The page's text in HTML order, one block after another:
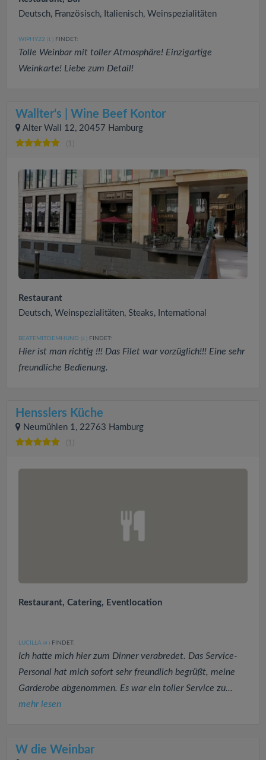
Deutsch, Französisch, Italienisch, Weinspezialitäten
WIPHY22 (1 ) FINDET:
Tolle Weinbar mit toller Atmosphäre! Einzigartige
Weinkarte! Liebe zum Detail!
Wallter‘s | Wine Beef Kontor
Alter Wall 12, 20457 Hamburg
(1)
Restaurant
Deutsch, Weinspezialitäten, Steaks, International
BEATEMITDEMHUND (2 ) FINDET:
Hier ist man richtig !!! Das Filet war vorzüglich!!! Eine sehr
freundliche Bedienung.
Hensslers Küche
Neumühlen 1, 22763 Hamburg
(1)
Restaurant, Catering, Eventlocation
LUCILLA (4 ) FINDET:
Ich hatte mich hier zum Dinner verabredet. Das Service-
Personal hat mich sofort sehr freundlich begrüßt, meine
Garderobe abgenommen. Es war ein toller Service zu...
mehr lesen
W die Weinbar